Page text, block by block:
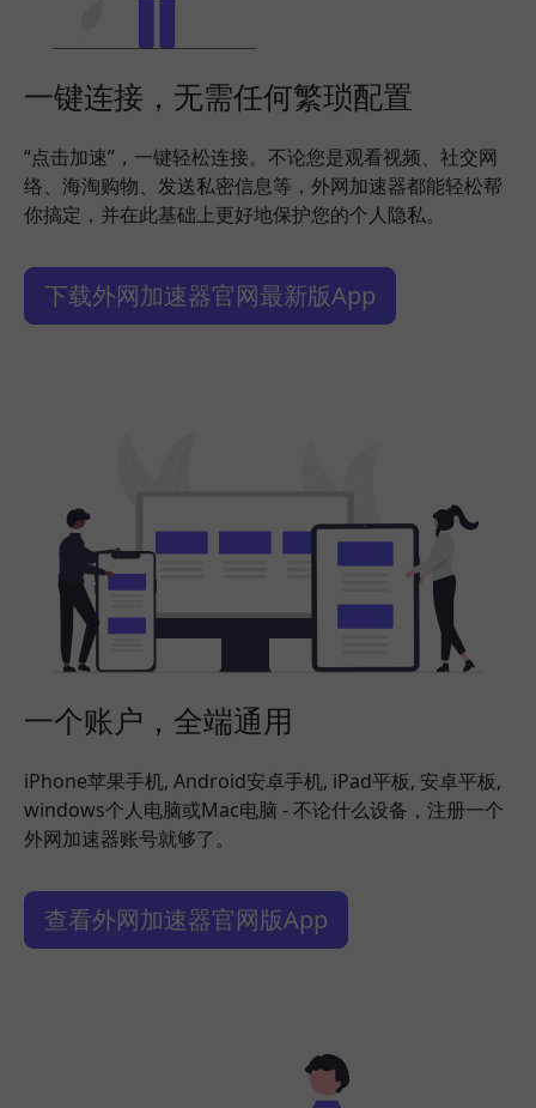
一键连接，无需任何繁琐配置
“点击加速”，一键轻松连接。不论您是观看视频、社交网
络、海淘购物、发送私密信息等，外网加速器都能轻松帮
你搞定，并在此基础上更好地保护您的个人隐私。
下载外网加速器官网最新版App
一个账户，全端通用
iPhone苹果手机, Android安卓手机, iPad平板, 安卓平板,
windows个人电脑或Mac电脑 - 不论什么设备，注册一个
外网加速器账号就够了。
查看外网加速器官网版App